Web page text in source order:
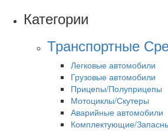
Категории
Транспортные
Легковые автомобили
Грузовые автомобили
Прицепы/Полуприцепы
Мотоциклы/Скутеры
Аварийные автомобили
Комплектующие/